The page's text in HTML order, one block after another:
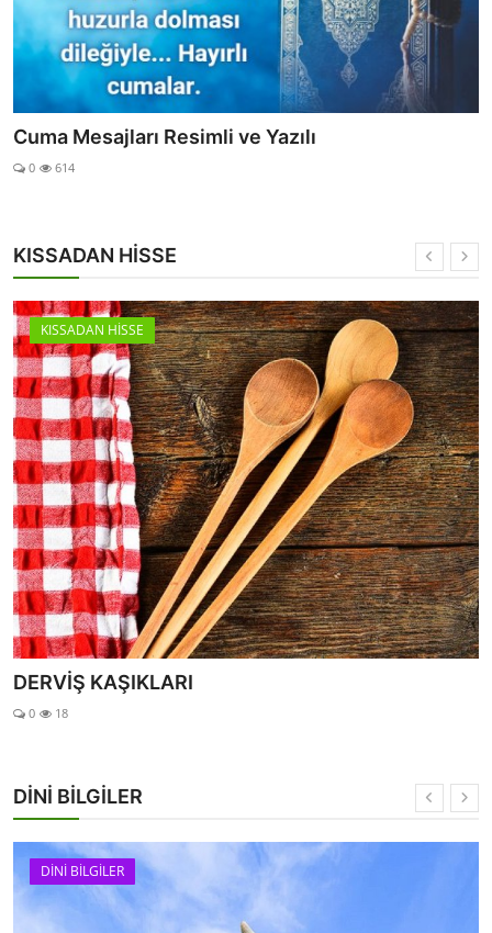
Cuma Mesajları Resimli ve Yazılı
0 614
KISSADAN HİSSE
KISSADAN HİSSE
Bana İzin Versin
0 13
DİNİ BİLGİLER
DİNİ BİLGİLER